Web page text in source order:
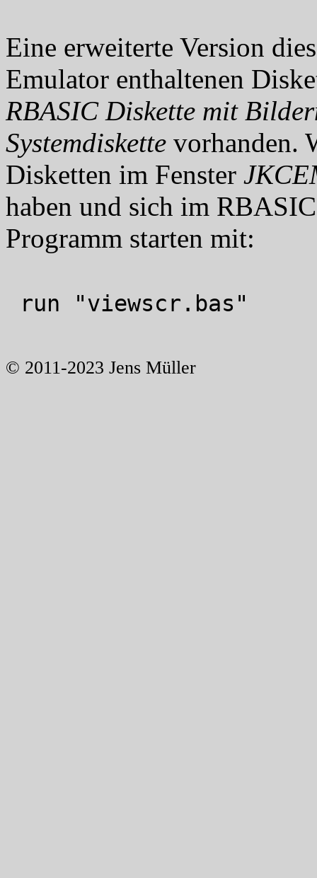
Eine erweiterte Version
Emulator enthaltenen
RBASIC Diskette mit
Systemdiskette vorhanden.
Disketten im Fenster
haben und sich im
Programm starten mit:
run "viewscr.bas"
© 2011-2023 Jens Müller